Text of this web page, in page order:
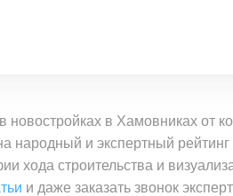
в Хамовниках от
народный и экспертный
хода строительства и
и даже заказать звонок